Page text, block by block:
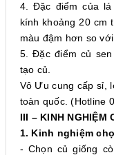
4. Đặc điểm của
kính khoảng 20 cm
màu đậm hơn so
5. Đặc điểm củ
tạo củ.
Vô Ưu cung cấp sỉ,
toàn quốc. (Hotline
III – KINH NGHIỆM
1. Kinh nghiệm
- Chọn củ giống